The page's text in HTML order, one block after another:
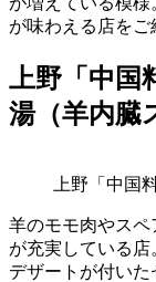
が味わえる店をご
上野「中国
湯（羊内臓
上野「中国
羊のモモ肉やス
が充実している店
デザートが付いた